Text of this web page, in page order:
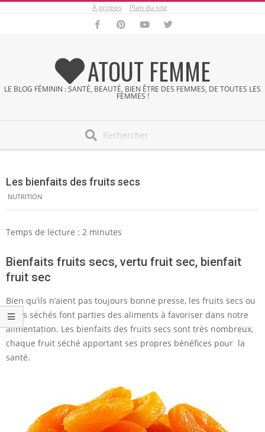
À propos Plan du site
ATOUT FEMME
LE BLOG FÉMININ : SANTÉ, BEAUTÉ, BIEN ÊTRE DES FEMMES, DE TOUTES LES
FEMMES !
Menu
Les bienfaits des fruits secs
NUTRITION
Temps de lecture : 2 minutes
Bienfaits fruits secs, vertu fruit sec, bienfait
fruit sec
Bien qu’ils n’aient pas toujours bonne presse, les fruits secs ou
fruits séchés font parties des aliments à favoriser dans notre
alimentation. Les bienfaits des fruits secs sont très nombreux,
chaque fruit séché apportant ses propres bénéfices pour la
santé.